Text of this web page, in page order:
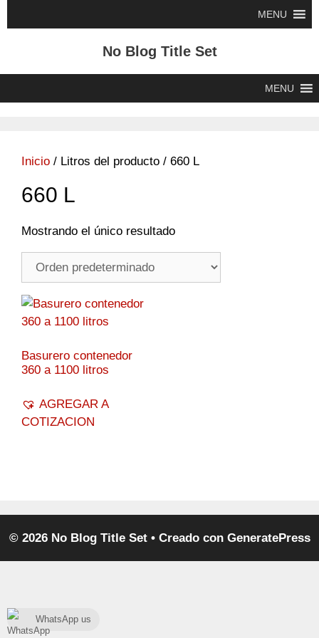
al
MENU
No Blog Title Set
MENU
Inicio / Litros del producto / 660 L
660 L
Mostrando el único resultado
Basurero contenedor
360 a 1100 litros
AGREGAR A
COTIZACION
© 2026 No Blog Title Set• Creado con GeneratePress
WhatsApp us